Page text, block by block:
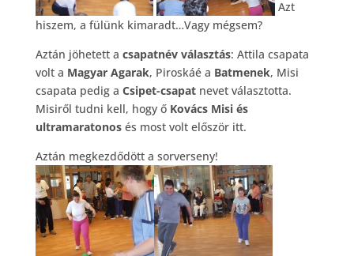
Azt
hiszem, a fülünk kimaradt…Vagy mégsem?
Aztán jöhetett a csapatnév választás: Attila csapata
volt a Magyar Agarak, Piroskáé a Batmenek, Misi
csapata pedig a Csipet-csapatnevet választotta.
Misiről tudni kell, hogy ő Kovács Misi és
ultramaratonosés most volt először itt.
Aztán megkezdődött a sorverseny!